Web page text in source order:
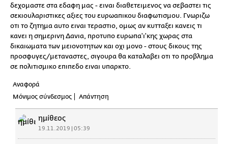
δεχομαστε στα εδαφη μας - ειναι διαθετειμενος να σεβαστει τις
σεκιουλαριστικες αξιες του ευρωαπικου διαφωτισμου. Γνωριζω
οτι το ζητημα αυτο ειναι τεραστιο, ομως αν κυτταξει κανεις τι
κανει η σημερινη Δανια, προτυπο ευρωπα'ι'κης χωρας στα
δικαιωματα των μειονοτητων και οχι μονο - στους δικους της
προσφυγες/μεταναστες, σιγουρα θα καταλαβει οτι το προβλημα
σε πολιτισμικο επιπεδο ειναι υπαρκτο.
Αναφορά
Μόνιμος σύνδεσμος
Απάντηση
ημίθεος
19.11.2019 | 05:39